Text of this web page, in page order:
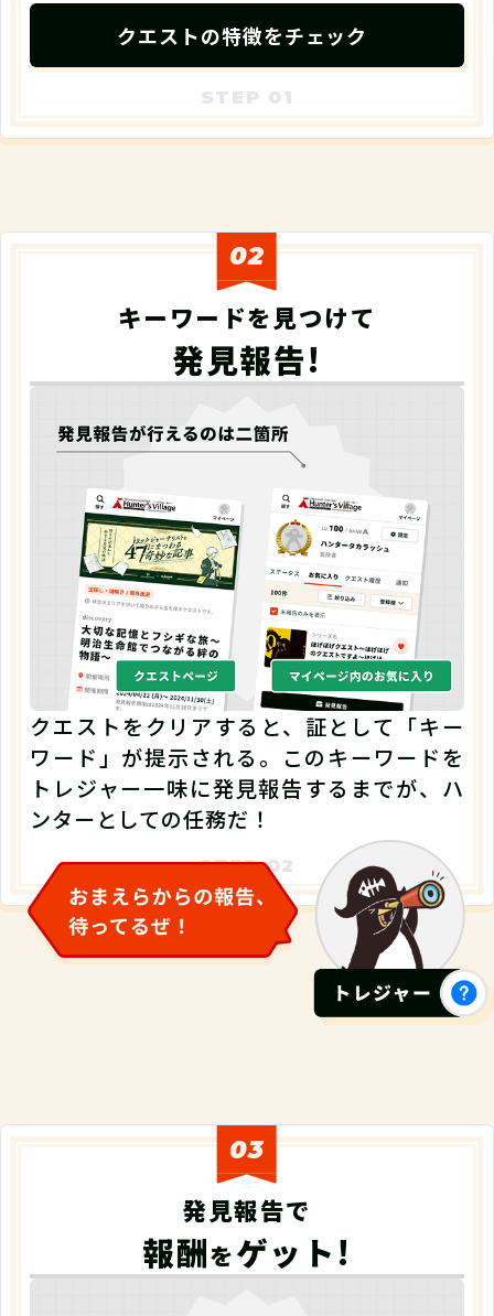
クエストの特徴をチェック
02
キーワードを見つけて
発見報告!
クエストをクリアすると、証として「キー
ワード」が提示される。このキーワードを
トレジャー一味に発見報告するまでが、ハ
ンターとしての任務だ！
03
発見報告で
報酬をゲット!